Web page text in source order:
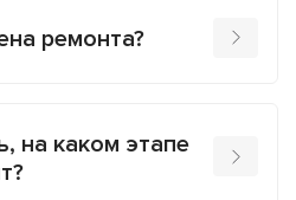
ремонта?
на каком этапе